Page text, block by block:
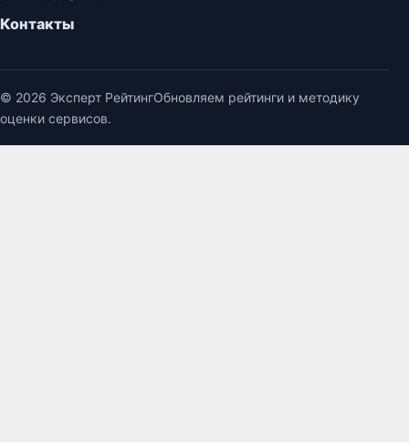
Контакты
© 2026 Эксперт РейтингОбновляем рейтинги и методику
оценки сервисов.